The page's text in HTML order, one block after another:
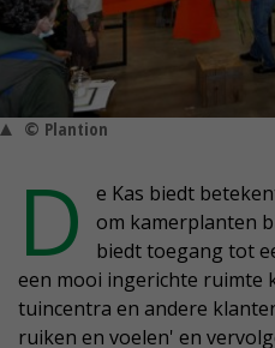
© Plantion
D
e Kas biedt
om kamerplanten
biedt toegang tot
een mooi ingerichte ruimte
tuincentra en andere
ruiken en voelen' en